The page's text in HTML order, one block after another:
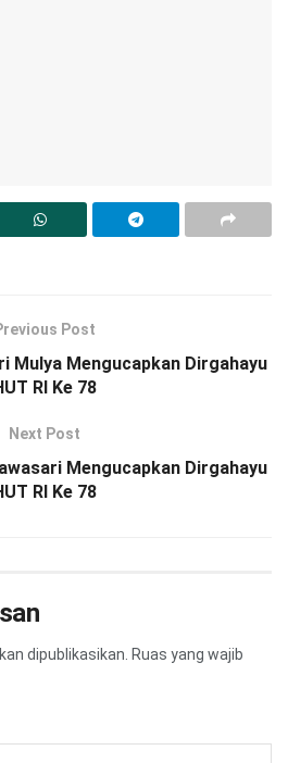
Post
Mulya Mengucapkan Dirgahayu
RI Ke 78
Next Post
Mengucapkan Dirgahayu
RI Ke 78
dipublikasikan. Ruas yang wajib